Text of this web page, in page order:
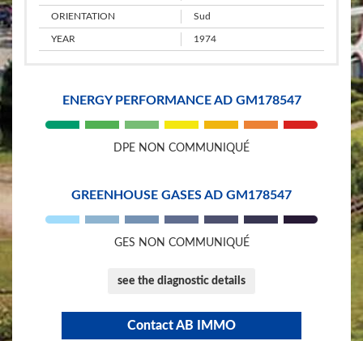
​ORIENTATION Sud
​YEAR 1974
ENERGY PERFORMANCE AD GM178547
DPE NON COMMUNIQUÉ
GREENHOUSE GASES AD GM178547
GES NON COMMUNIQUÉ
see the diagnostic details
​Contact AB IMMO